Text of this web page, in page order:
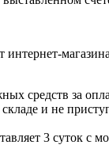
интернет-
средств за
и не
3 суток с